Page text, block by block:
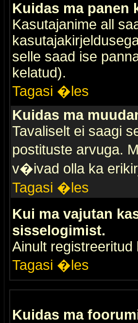
Kuidas ma panen
Kasutajanime all
selle saad ise
kelatud).
Tagasi �les
Kuidas ma
Tavaliselt ei saagi
postituste arvuga.
v�ivad olla ka
Tagasi �les
Kui ma vajutan
sisselogimist.
Ainult
Tagasi �les
Kuidas ma